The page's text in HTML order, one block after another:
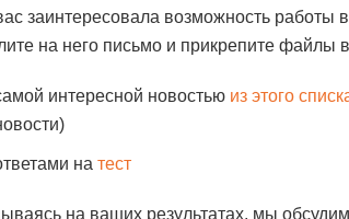
заинтересовала возможность работы
на него письмо и прикрепите файлы
интересной новостью из этого
на тест
на ваших результатах, мы обсудим